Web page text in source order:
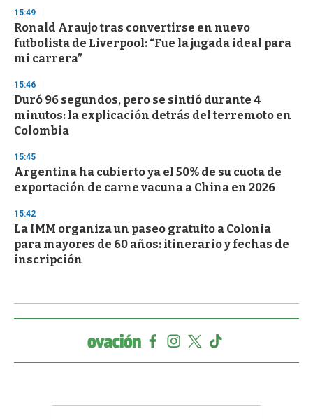
15:49
Ronald Araujo tras convertirse en nuevo
futbolista de Liverpool: “Fue la jugada ideal para
mi carrera”
15:46
Duró 96 segundos, pero se sintió durante 4
minutos: la explicación detrás del terremoto en
Colombia
15:45
Argentina ha cubierto ya el 50% de su cuota de
exportación de carne vacuna a China en 2026
15:42
La IMM organiza un paseo gratuito a Colonia
para mayores de 60 años: itinerario y fechas de
inscripción